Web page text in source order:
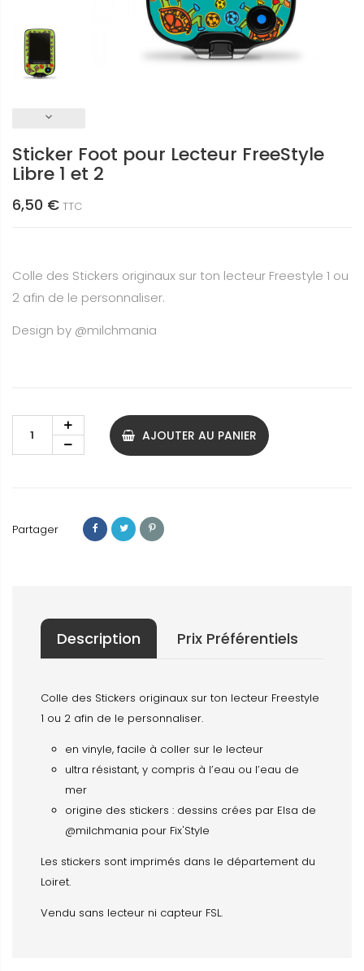
keyboard_arrow_down
Sticker Foot pour Lecteur FreeStyle
Libre 1 et 2
6,50 € TTC
Colle des Stickers originaux sur ton lecteur Freestyle 1 ou
2 afin de le personnaliser.
Design by @milchmania
AJOUTER AU PANIER
Partager
Description Prix Préférentiels
Colle des Stickers originaux sur ton lecteur Freestyle
1 ou 2 afin de le personnaliser.
en vinyle, facile à coller sur le lecteur
ultra résistant, y compris à l’eau ou l’eau de
mer
origine des stickers : dessins crées par Elsa de
@milchmania pour Fix'Style
Les stickers sont imprimés dans le département du
Loiret.
Vendu sans lecteur ni capteur FSL.